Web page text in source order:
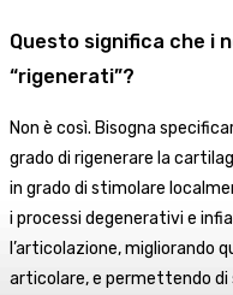
Questo significa che i
“rigenerati”?
Non è così. Bisogna
grado di rigenerare la
in grado di stimolare
i processi degenerativi e
l’articolazione, migliorando
articolare, e permettendo di